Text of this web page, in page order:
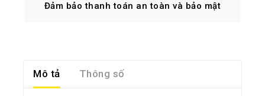
Đảm bảo thanh toán an toàn và bảo mật
Mô tả Thông số